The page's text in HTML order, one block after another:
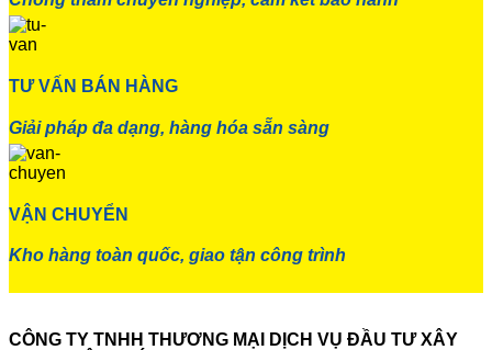
TƯ VẤN BÁN HÀNG
Giải pháp đa dạng, hàng hóa sẵn sàng
VẬN CHUYỂN
Kho hàng toàn quốc, giao tận công trình
CÔNG TY TNHH THƯƠNG MẠI DỊCH VỤ ĐẦU TƯ XÂY